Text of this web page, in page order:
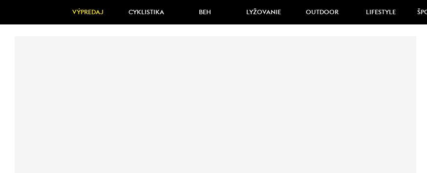
VÝPREDAJ CYKLISTIKA BEH LYŽOVANIE OUTDOOR LIFESTYLE